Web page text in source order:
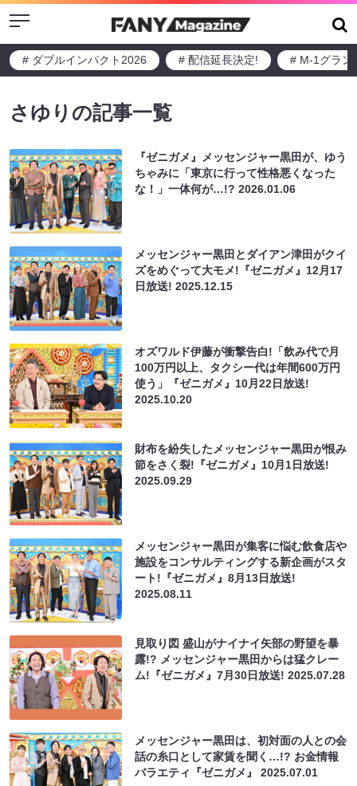
Menu
# ダブルインパクト2026 # 配信延長決定! # M-1グラン
さゆりの記事一覧
『ゼニガメ』メッセンジャー黒田が、ゆう
ちゃみに「東京に行って性格悪くなった
な！」一体何が…!?2026.01.06
メッセンジャー黒田とダイアン津田がクイ
ズをめぐって大モメ!『ゼニガメ』12月17
日放送!2025.12.15
オズワルド伊藤が衝撃告白!「飲み代で月
100万円以上、タクシー代は年間600万円
使う」『ゼニガメ』10月22日放送!
2025.10.20
財布を紛失したメッセンジャー黒田が恨み
節をさく裂!『ゼニガメ』10月1日放送!
2025.09.29
メッセンジャー黒田が集客に悩む飲食店や
施設をコンサルティングする新企画がスタ
ート!『ゼニガメ』8月13日放送!
2025.08.11
見取り図 盛山がナイナイ矢部の野望を暴
露!? メッセンジャー黒田からは猛クレー
ム!『ゼニガメ』7月30日放送!2025.07.28
メッセンジャー黒田は、初対面の人との会
話の糸口として家賃を聞く…!? お金情報
バラエティ『ゼニガメ』2025.07.01